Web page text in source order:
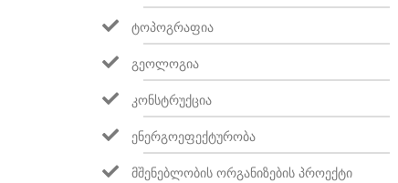
ᲢᲝᲞᲝᲒᲠᲐᲤᲘᲐ
ᲒᲔᲝᲚᲝᲒᲘᲐ
ᲙᲝᲜᲡᲢᲠᲣᲥᲪᲘᲐ
ᲔᲜᲔᲠᲒᲝᲔᲤᲔᲥᲢᲣᲠᲝᲑᲐ
ᲛᲨᲔᲜᲔᲑᲚᲝᲑᲘᲡ ᲝᲠᲒᲐᲜᲘᲖᲔᲑᲘᲡ ᲞᲠᲝᲔᲥᲢᲘ